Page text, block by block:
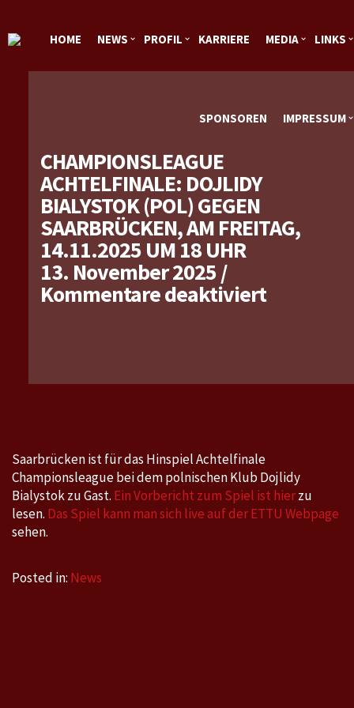
HOME NEWS PROFIL KARRIERE MEDIA LINKS
SPONSOREN IMPRESSUM
CHAMPIONSLEAGUE
ACHTELFINALE: DOJLIDY
BIALYSTOK (POL) GEGEN
SAARBRÜCKEN, AM FREITAG,
14.11.2025 UM 18 UHR
13. November 2025/
Kommentare deaktiviertfür
Bialystok
am
Freitag,
Saarbrücken ist für das Hinspiel Achtelfinale
Championsleague bei dem polnischen Klub Dojlidy
Bialystok zu Gast. Ein Vorbericht zum Spiel ist hierzu
lesen. Das Spiel kann man sich live auf der ETTU Webpage
sehen.
Posted in: News